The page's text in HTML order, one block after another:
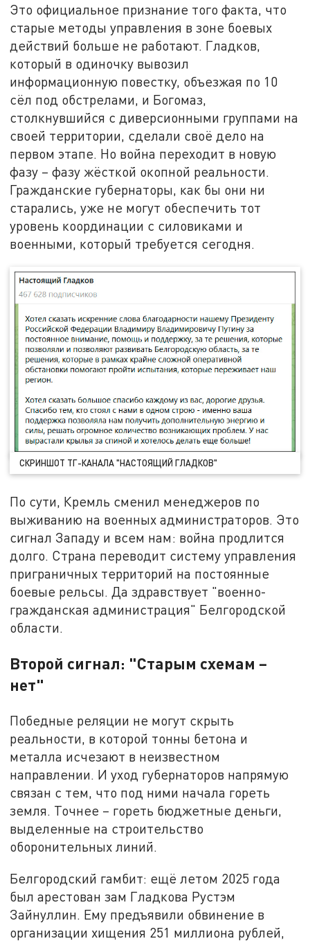
Это официальное признание того факта, что
старые методы управления в зоне боевых
действий больше не работают. Гладков,
который в одиночку вывозил
информационную повестку, объезжая по 10
сёл под обстрелами, и Богомаз,
столкнувшийся с диверсионными группами на
своей территории, сделали своё дело на
первом этапе. Но война переходит в новую
фазу – фазу жёсткой окопной реальности.
Гражданские губернаторы, как бы они ни
старались, уже не могут обеспечить тот
уровень координации с силовиками и
военными, который требуется сегодня.
СКРИНШОТ ТГ-КАНАЛА "НАСТОЯЩИЙ ГЛАДКОВ"
По сути, Кремль сменил менеджеров по
выживанию на военных администраторов. Это
сигнал Западу и всем нам: война продлится
долго. Страна переводит систему управления
приграничных территорий на постоянные
боевые рельсы. Да здравствует "военно-
гражданская администрация" Белгородской
области.
Второй сигнал: "Старым схемам –
нет"
Победные реляции не могут скрыть
реальности, в которой тонны бетона и
металла исчезают в неизвестном
направлении. И уход губернаторов напрямую
связан с тем, что под ними начала гореть
земля. Точнее – гореть бюджетные деньги,
выделенные на строительство
оборонительных линий.
Белгородский гамбит: ещё летом 2025 года
был арестован зам Гладкова Рустэм
Зайнуллин. Ему предъявили обвинение в
организации хищения 251 миллиона рублей,